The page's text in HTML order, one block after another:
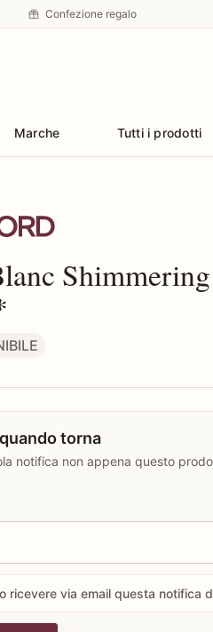
Confezione regalo
Marche Tutti i prodotti
Tom Ford
torna
notifica non appena questo
ricevere via email questa notifica